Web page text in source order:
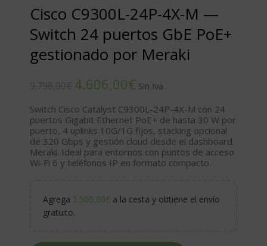
Cisco C9300L-24P-4X-M —
Switch 24 puertos GbE PoE+
gestionado por Meraki
4.606,00€
Switch Cisco Catalyst C9300L-24P-4X-M con 24
puertos Gigabit Ethernet PoE+ de hasta 30 W por
puerto, 4 uplinks 10G/1G fijos, stacking opcional
de 320 Gbps y gestión cloud desde el dashboard
Meraki. Ideal para entornos con puntos de acceso
Wi-Fi 6 y teléfonos IP en formato compacto.
Agrega 1.500,00€ a la cesta y obtiene el envío
gratuito.